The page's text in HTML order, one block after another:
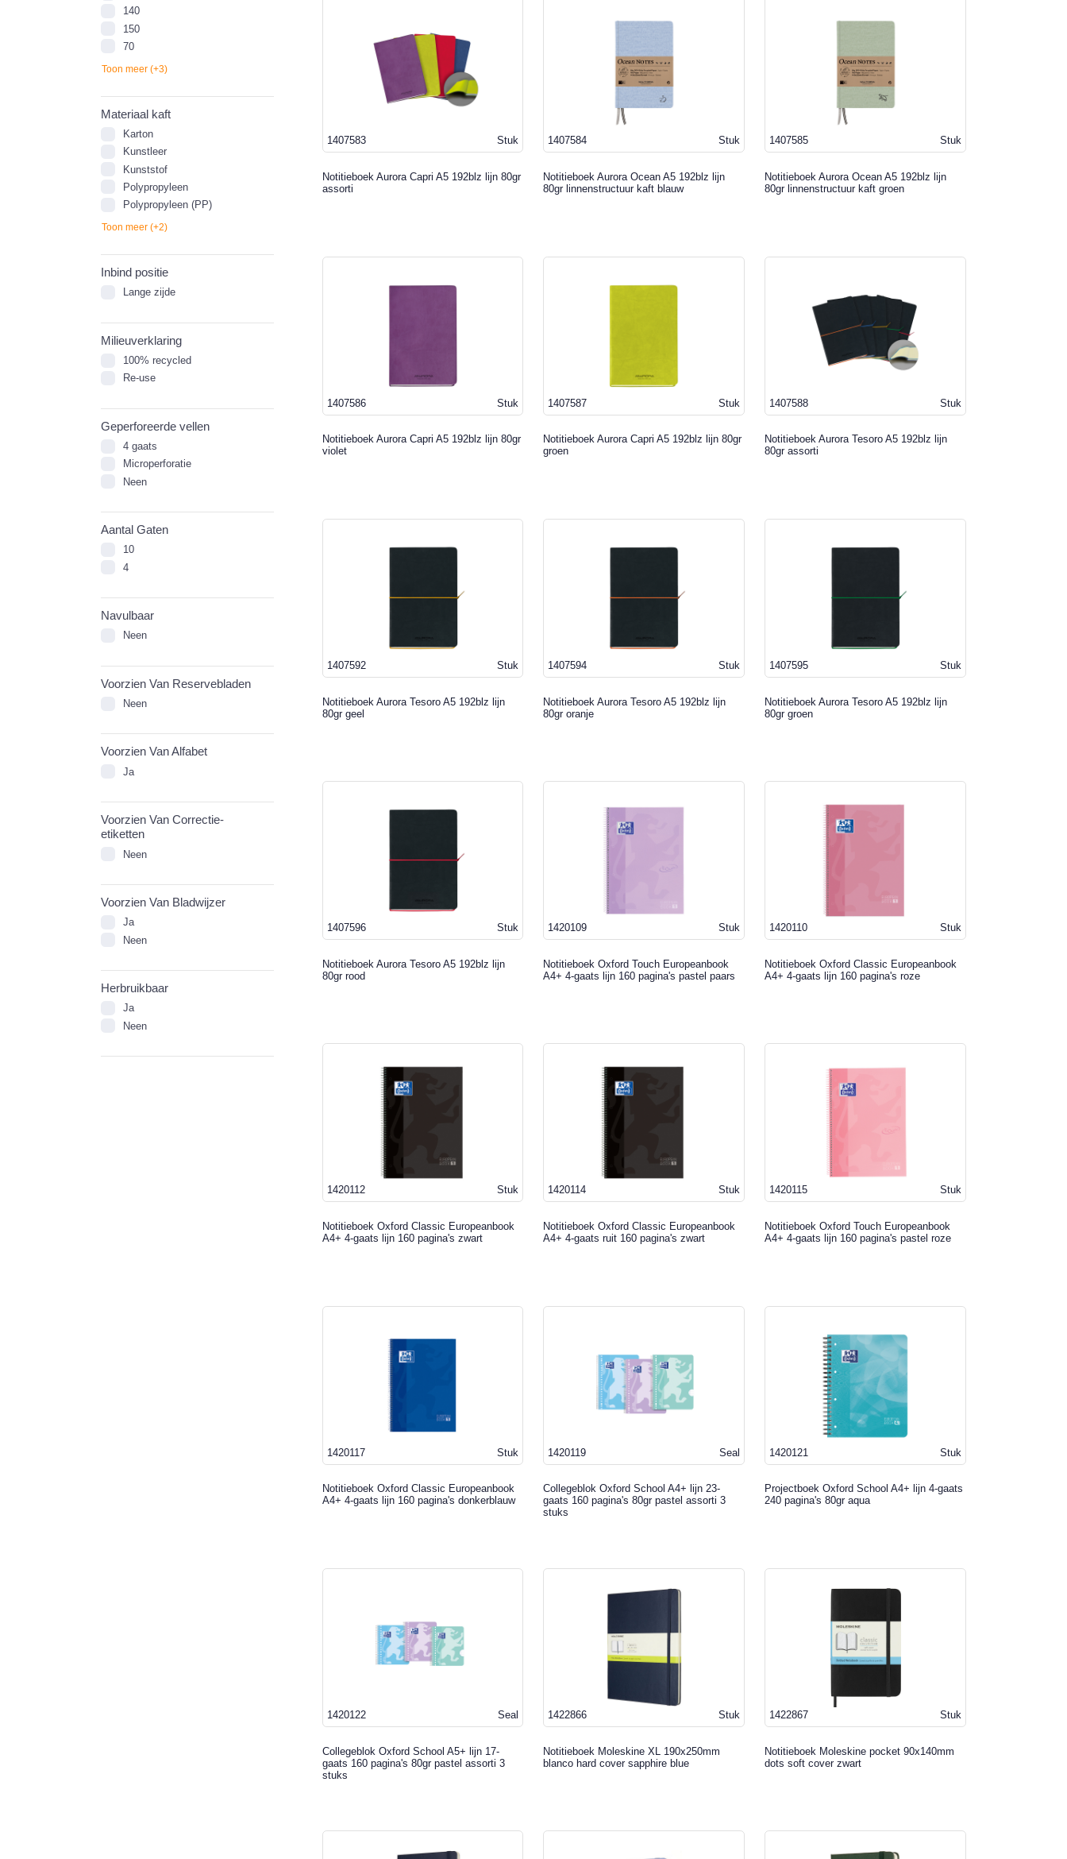
140
150
70
Toon meer (+3)
Materiaal kaft
Karton
Kunstleer
Kunststof
Polypropyleen
Polypropyleen (PP)
Toon meer (+2)
Inbind positie
Lange zijde
Milieuverklaring
100% recycled
Re-use
Geperforeerde vellen
4 gaats
Microperforatie
Neen
Aantal Gaten
10
4
Navulbaar
Neen
Voorzien Van Reservebladen
Neen
Voorzien Van Alfabet
Ja
Voorzien Van Correctie-
etiketten
Neen
Voorzien Van Bladwijzer
Ja
Neen
Herbruikbaar
Ja
Neen
Stuk
1407583
Notitieboek Aurora Capri A5 192blz lijn 80gr
assorti
Stuk
1407584
Notitieboek Aurora Ocean A5 192blz lijn
80gr linnenstructuur kaft blauw
Stuk
1407585
Notitieboek Aurora Ocean A5 192blz lijn
80gr linnenstructuur kaft groen
Stuk
1407586
Notitieboek Aurora Capri A5 192blz lijn 80gr
violet
Stuk
1407587
Notitieboek Aurora Capri A5 192blz lijn 80gr
groen
Stuk
1407588
Notitieboek Aurora Tesoro A5 192blz lijn
80gr assorti
Stuk
1407592
Notitieboek Aurora Tesoro A5 192blz lijn
80gr geel
Stuk
1407594
Notitieboek Aurora Tesoro A5 192blz lijn
80gr oranje
Stuk
1407595
Notitieboek Aurora Tesoro A5 192blz lijn
80gr groen
Stuk
1407596
Notitieboek Aurora Tesoro A5 192blz lijn
80gr rood
Stuk
1420109
Notitieboek Oxford Touch Europeanbook
A4+ 4-gaats lijn 160 pagina's pastel paars
Stuk
1420110
Notitieboek Oxford Classic Europeanbook
A4+ 4-gaats lijn 160 pagina's roze
Stuk
1420112
Notitieboek Oxford Classic Europeanbook
A4+ 4-gaats lijn 160 pagina's zwart
Stuk
1420114
Notitieboek Oxford Classic Europeanbook
A4+ 4-gaats ruit 160 pagina's zwart
Stuk
1420115
Notitieboek Oxford Touch Europeanbook
A4+ 4-gaats lijn 160 pagina's pastel roze
Stuk
1420117
Notitieboek Oxford Classic Europeanbook
A4+ 4-gaats lijn 160 pagina's donkerblauw
Seal
1420119
Collegeblok Oxford School A4+ lijn 23-
gaats 160 pagina's 80gr pastel assorti 3
stuks
Stuk
1420121
Projectboek Oxford School A4+ lijn 4-gaats
240 pagina's 80gr aqua
Seal
1420122
Collegeblok Oxford School A5+ lijn 17-
gaats 160 pagina's 80gr pastel assorti 3
stuks
Stuk
1422866
Notitieboek Moleskine XL 190x250mm
blanco hard cover sapphire blue
Stuk
1422867
Notitieboek Moleskine pocket 90x140mm
dots soft cover zwart